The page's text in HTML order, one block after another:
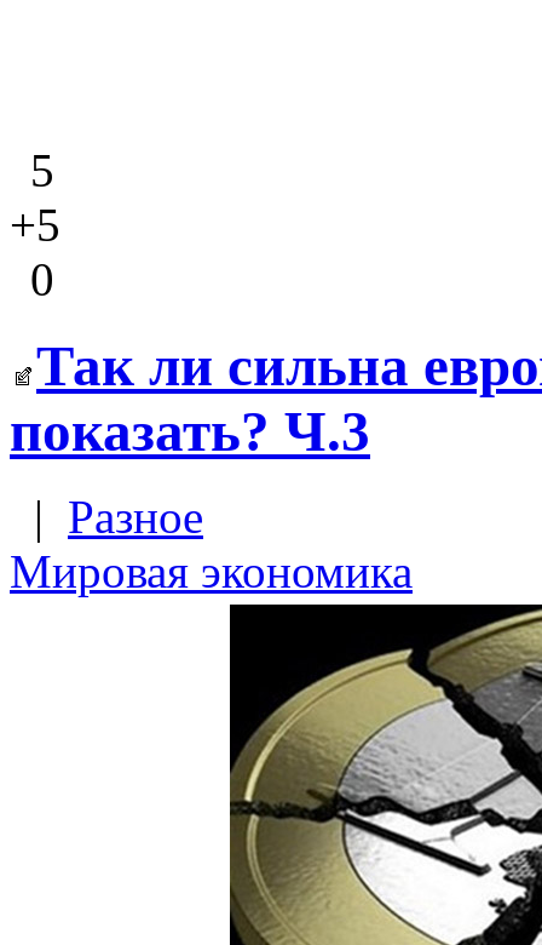
5
+5
0
Так ли сильна
показать? Ч.3
| Разное
Мировая экономика